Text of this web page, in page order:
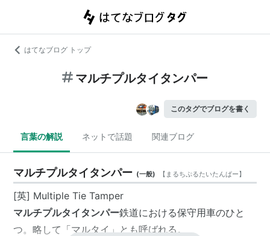
はてなブログ トップ
マルチプルタイタンパー
このタグでブログを書く
言葉の解説 ネットで話題 関連ブログ
マルチプルタイタンパー (一般) 【 まるちぷるたいたんぱー】
[英] Multiple Tie Tamper
マルチプルタイタンパー鉄道における保守用車のひと
つ。略して「マルタイ」とも呼ばれる。